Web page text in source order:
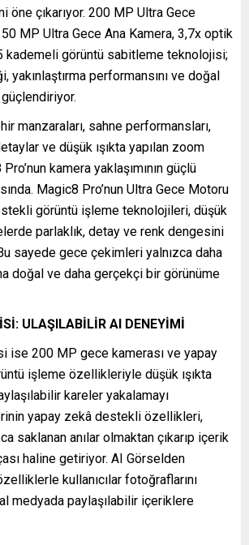
öne çıkarıyor. 200 MP Ultra Gece
MP Ultra Gece Ana Kamera, 3,7x optik
kademeli görüntü sabitleme teknolojisi;
yakınlaştırma performansını ve doğal
manzaraları, sahne performansları,
ve düşük ışıkta yapılan zoom
kamera yaklaşımının güçlü
Magic8 Pro’nun Ultra Gece Motoru
görüntü işleme teknolojileri, düşük
parlaklık, detay ve renk dengesini
sayede gece çekimleri yalnızca daha
doğal ve daha gerçekçi bir görünüme
ULAŞILABİLİR AI DENEYİMİ
ise 200 MP gece kamerası ve yapay
işleme özellikleriyle düşük ışıkta
kareler yakalamayı
yapay zekâ destekli özellikleri,
saklanan anılar olmaktan çıkarıp içerik
haline getiriyor. AI Görselden
kullanıcılar fotoğraflarını
medyada paylaşılabilir içeriklere